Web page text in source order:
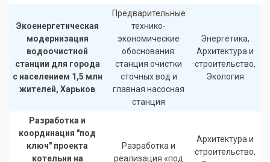
Экоенергетическая
модернизация
водоочистной
станции для города
с населением 1,5 млн
жителей, Харьков
Предварительные
технико-
экономические
обоснования:
станция очистки
сточных вод и
главная насосная
станция
Энергетика,
Архитектура и
строительство,
Экология
Разработка и
координация "под
ключ" проекта
котельни на
Разработка и
реализация «под
Архитектура и
строительство,